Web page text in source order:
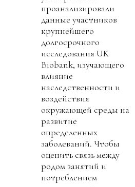
проанализировали
данные участников
крупнейшего
долгосрочного
исследования UK
Biobank, изучающего
влияние
наследственности и
воздействия
окружающей среды на
развитие
определенных
заболеваний. Чтобы
оценить связь между
родом занятий и
потреблением